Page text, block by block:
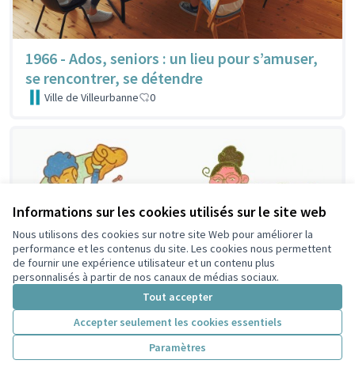
Informations sur les cookies utilisés sur le site web
Nous utilisons des cookies sur notre site Web pour améliorer la
performance et les contenus du site. Les cookies nous permettent
de fournir une expérience utilisateur et un contenu plus
personnalisés à partir de nos canaux de médias sociaux.
Tout accepter
Accepter seulement les cookies essentiels
Paramètres
1966 - Ados, seniors : un lieu pour s’amuser,
se rencontrer, se détendre
Ville de Villeurbanne 0